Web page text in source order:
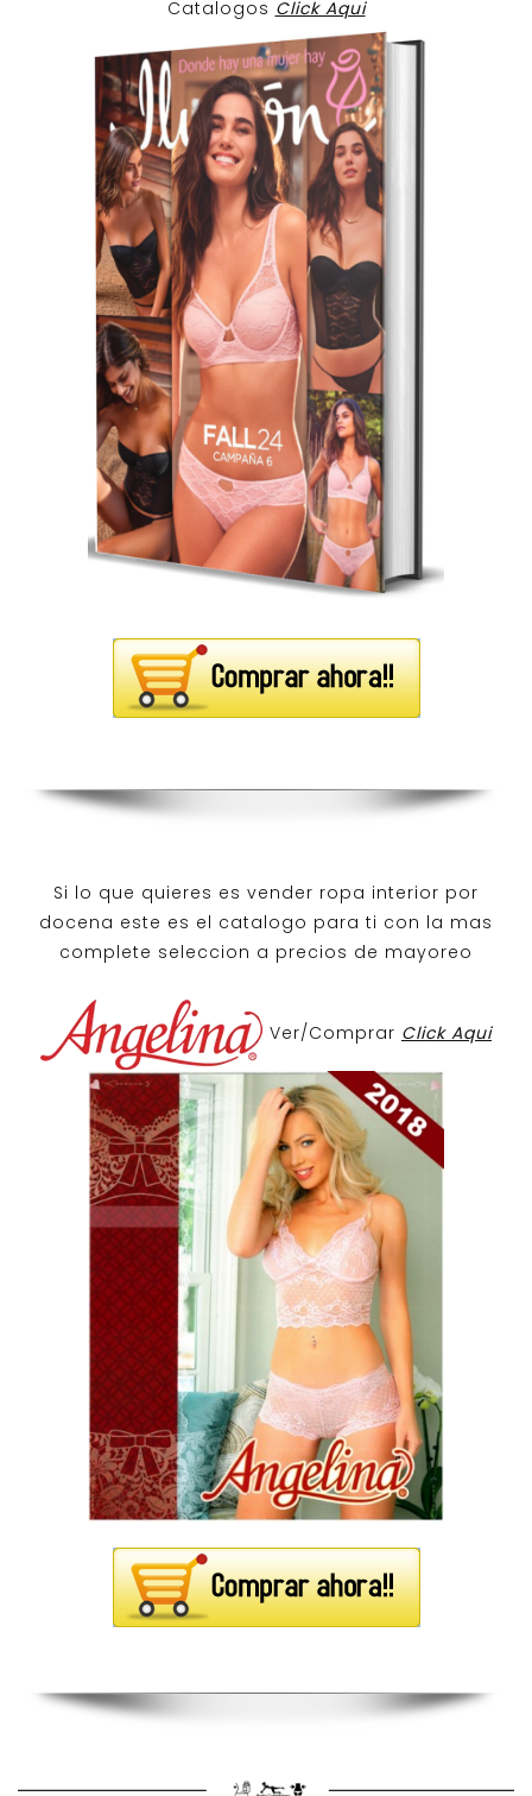
Catalogos Click Aqui
Si lo que quieres es vender ropa interior por
docena este es el catalogo para ti con la mas
complete seleccion a precios de mayoreo
Ver/Comprar Click Aqui